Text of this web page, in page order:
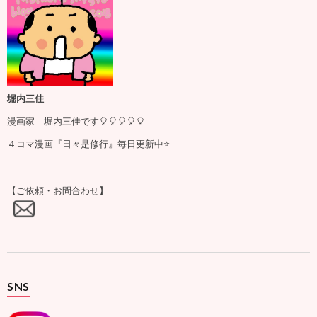
堀内三佳
漫画家 堀内三佳です🎈🎈🎈🎈🎈
４コマ漫画『日々是修行』毎日更新中⭐️
【ご依頼・お問合わせ】
SNS